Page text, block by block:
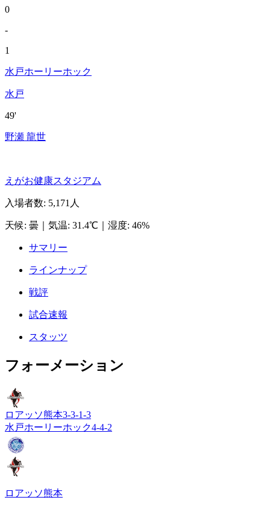
0
-
1
水戸ホーリーホック
水戸
49'
野瀬 龍世
えがお健康スタジアム
入場者数: 5,171人
天候: 曇 気温: 31.4℃ 湿度: 46%
サマリー
ラインナップ
戦評
試合速報
スタッツ
フォーメーション
ロアッソ熊本3-3-1-3
水戸ホーリーホック4-4-2
ロアッソ熊本